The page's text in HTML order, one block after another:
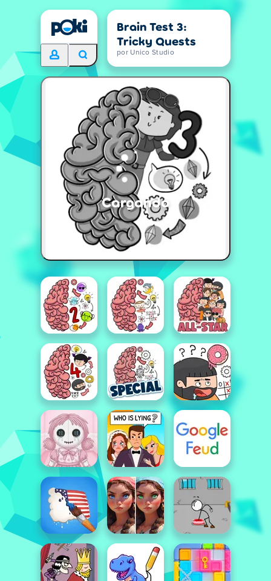
Brain Test 3:
Tricky Quests
por Unico Studio
Cargando